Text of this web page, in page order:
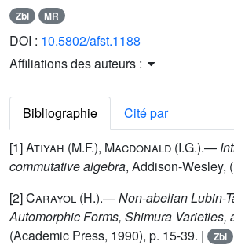
Zbl MR
DOI : 10.5802/afst.1188
Affiliations des auteurs :
Bibliographie
Cité par
[1]Atiyah (M.F.), Macdonald (I.G.).—
commutative algebra, Addison-Wesley,
[2]Carayol (H.).—Non-abelian Lubin-
Automorphic Forms, Shimura Varieties,
(Academic Press, 1990), p. 15-39. |
Zbl